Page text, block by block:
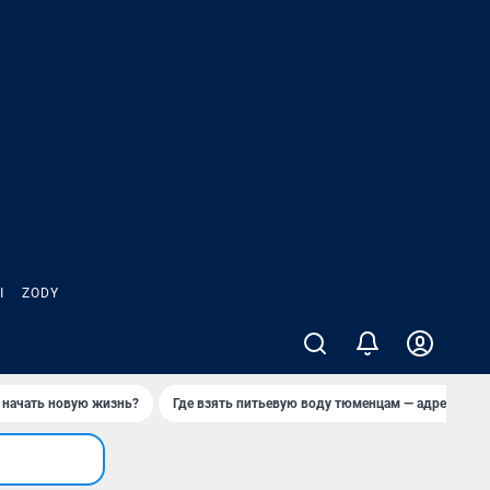
ZODY
начать новую жизнь? Где взять питьевую воду тюменцам — адреса